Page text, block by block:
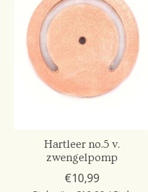
Hartleer no.5 v.
zwengelpomp
€10,99